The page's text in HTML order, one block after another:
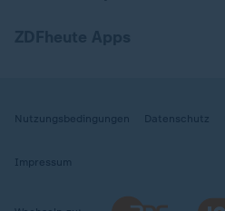
Nutzungsbedingungen Datenschutz
Impressum